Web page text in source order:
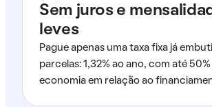
Sem juros e
leves
Pague apenas uma taxa fixa já
parcelas: 1,32% ao ano, com até 50%
economia em relação ao